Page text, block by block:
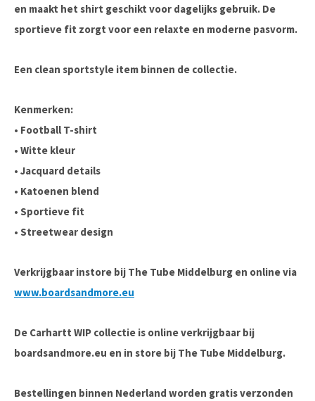
en maakt het shirt geschikt voor dagelijks gebruik. De
sportieve fit zorgt voor een relaxte en moderne pasvorm.
Een clean sportstyle item binnen de collectie.
Kenmerken:
• Football T-shirt
• Witte kleur
• Jacquard details
• Katoenen blend
• Sportieve fit
• Streetwear design
Verkrijgbaar instore bij The Tube Middelburg en online via
www.boardsandmore.eu
De Carhartt WIP collectie is online verkrijgbaar bij
boardsandmore.eu en in store bij The Tube Middelburg.
Bestellingen binnen Nederland worden gratis verzonden